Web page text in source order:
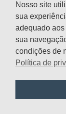
Nosso site
sua
adequado
sua
condições de
Política de